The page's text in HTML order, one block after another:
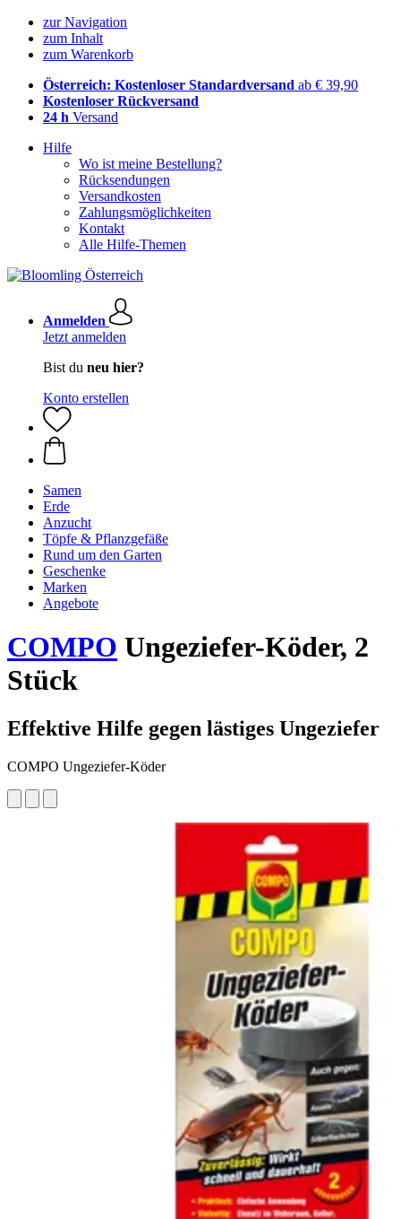
zur Navigation
zum Inhalt
zum Warenkorb
Österreich: Kostenloser Standardversand ab € 39,90
Kostenloser Rückversand
24 h Versand
Hilfe
Wo ist meine Bestellung?
Rücksendungen
Versandkosten
Zahlungsmöglichkeiten
Kontakt
Alle Hilfe-Themen
Anmelden
Jetzt anmelden
Bist du neu hier?
Konto erstellen
Samen
Erde
Anzucht
Töpfe & Pflanzgefäße
Rund um den Garten
Geschenke
Marken
Angebote
COMPO Ungeziefer-Köder, 2
Stück
Effektive Hilfe gegen lästiges Ungeziefer
COMPO Ungeziefer-Köder